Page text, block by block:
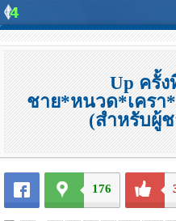
Up ครั้ง
ชาย*หนวด*เครา
(สำหรับผู้ช
176